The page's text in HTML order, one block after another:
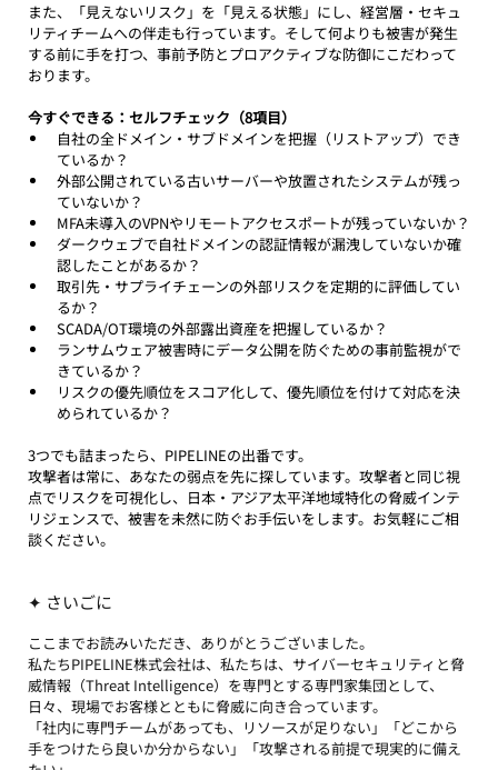
また、「見えないリスク」を「見える状態」にし、経営層・セキュ
リティチームへの伴走も行っています。そして何よりも被害が発生
する前に手を打つ、事前予防とプロアクティブな防御にこだわって
おります。
今すぐできる：セルフチェック（8項目）
自社の全ドメイン・サブドメインを把握（リストアップ）でき
ているか？
外部公開されている古いサーバーや放置されたシステムが残っ
ていないか？
MFA未導入のVPNやリモートアクセスポートが残っていないか？
ダークウェブで自社ドメインの認証情報が漏洩していないか確
認したことがあるか？
取引先・サプライチェーンの外部リスクを定期的に評価してい
るか？
SCADA/OT環境の外部露出資産を把握しているか？
ランサムウェア被害時にデータ公開を防ぐための事前監視がで
きているか？
リスクの優先順位をスコア化して、優先順位を付けて対応を決
められているか？
3つでも詰まったら、PIPELINEの出番です。
攻撃者は常に、あなたの弱点を先に探しています。攻撃者と同じ視
点でリスクを可視化し、日本・アジア太平洋地域特化の脅威インテ
リジェンスで、被害を未然に防ぐお手伝いをします。お気軽にご相
談ください。
✦ さいごに
ここまでお読みいただき、ありがとうございました。
私たちPIPELINE株式会社は、私たちは、サイバーセキュリティと脅
威情報（Threat Intelligence）を専門とする専門家集団として、
日々、現場でお客様とともに脅威に向き合っています。
「社内に専門チームがあっても、リソースが足りない」「どこから
手をつけたら良いか分からない」「攻撃される前提で現実的に備え